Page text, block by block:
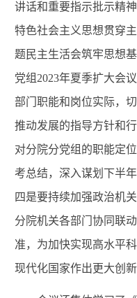
讲话和重要指示批示精
特色社会主义思想贯穿
题民主生活会筑牢思想
党组2023年夏季扩大会
部门职能和岗位实际，
推动发展的指导方针和
对分院分党组的职能定
考总结，深入谋划下半
四是要持续加强政治机
分院机关各部门协同联
准，为加快实现高水平
现代化国家作出更大创新